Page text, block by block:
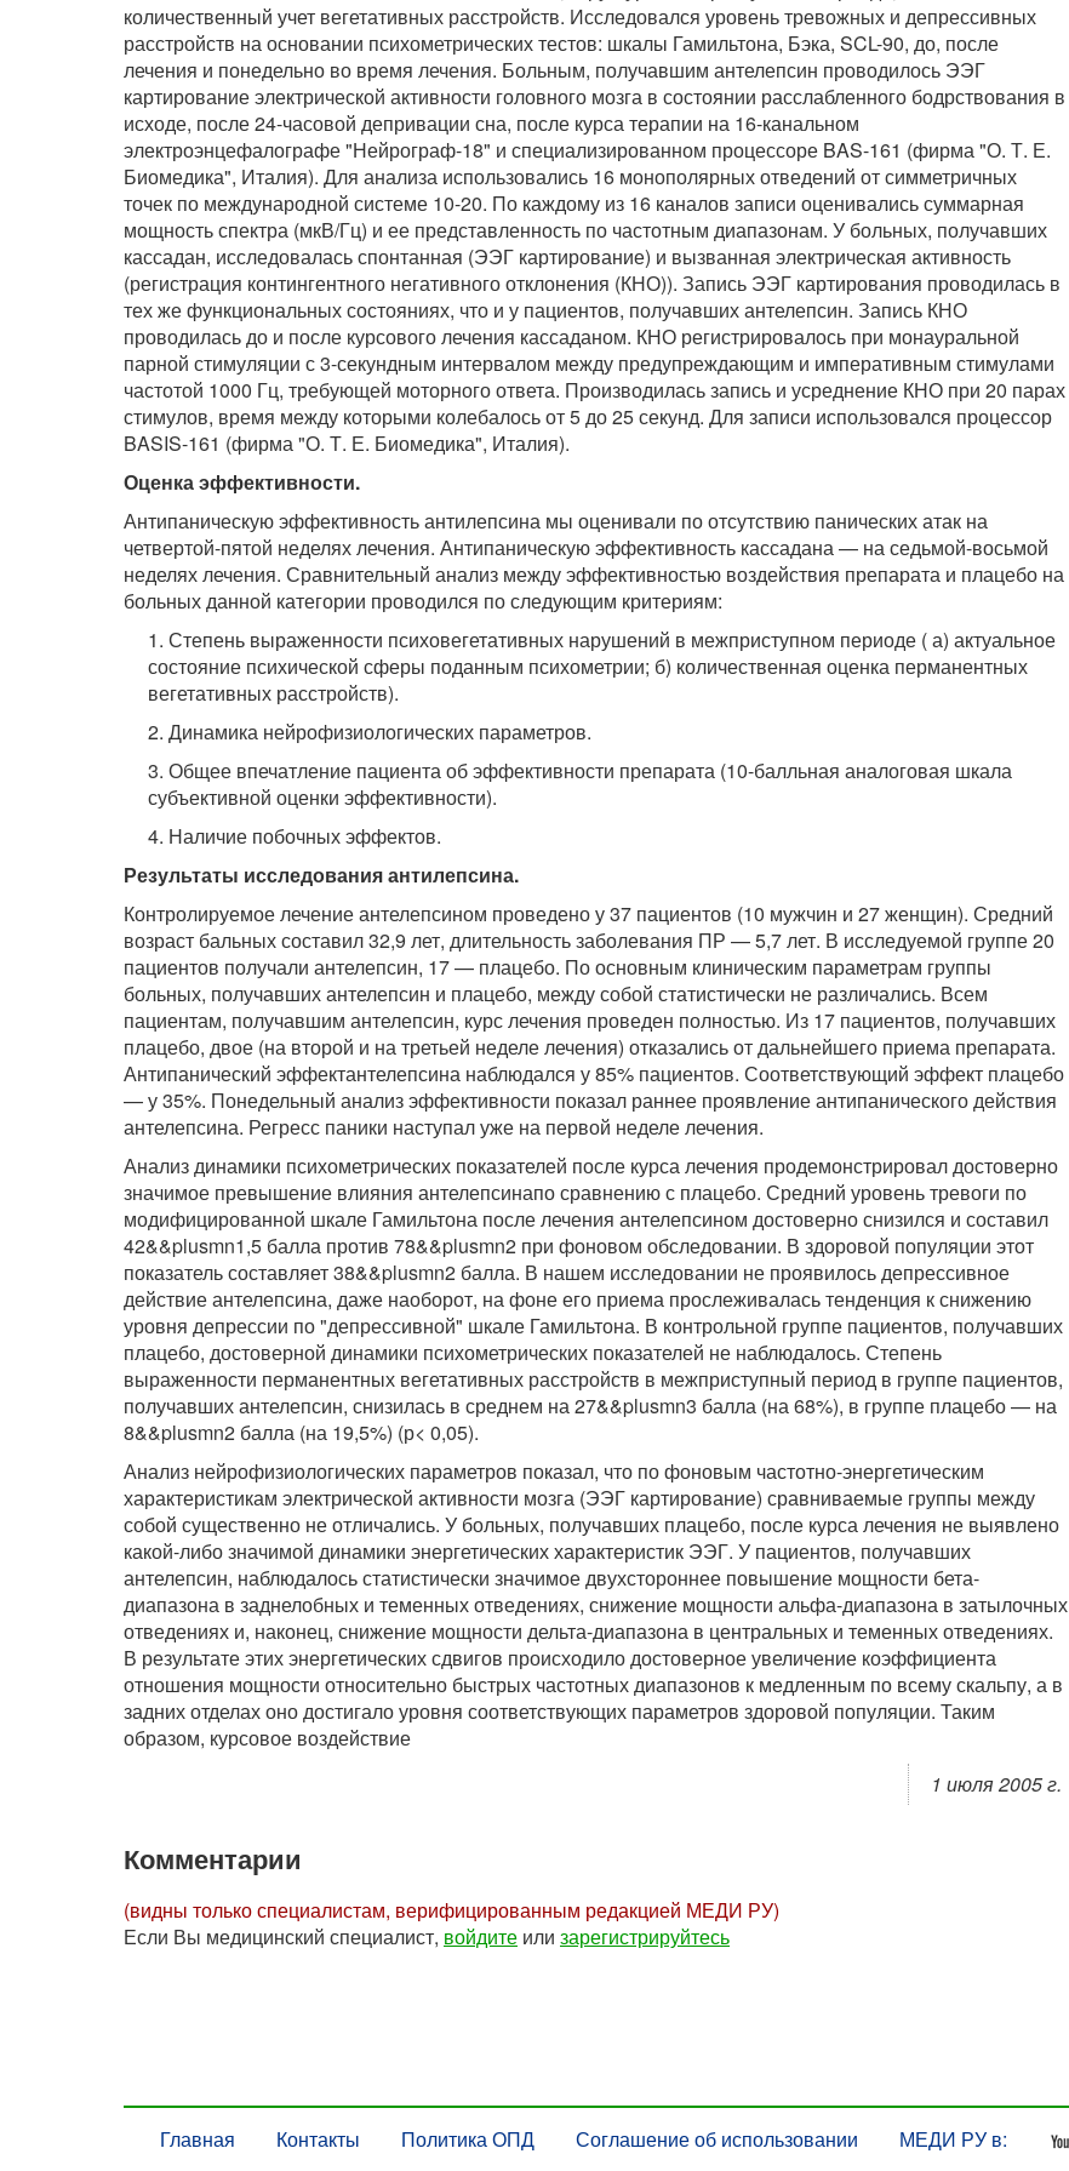
количественный учет вегетативных расстройств. Исследовался уровень тревожных и депрессивных
расстройств на основании психометрических тестов: шкалы Гамильтона, Бэка, SCL-90, до, после
лечения и понедельно во время лечения. Больным, получавшим антелепсин проводилось ЭЭГ
картирование электрической активности головного мозга в состоянии расслабленного бодрствования в
исходе, после 24-часовой депривации сна, после курса терапии на 16-канальном
электроэнцефалографе "Нейрограф-18" и специализированном процессоре BAS-161 (фирма "О. Т. Е.
Биомедика", Италия). Для анализа использовались 16 монополярных отведений от симметричных
точек по международной системе 10-20. По каждому из 16 каналов записи оценивались суммарная
мощность спектра (мкВ/Гц) и ее представленность по частотным диапазонам. У больных, получавших
кассадан, исследовалась спонтанная (ЭЭГ картирование) и вызванная электрическая активность
(регистрация контингентного негативного отклонения (КНО)). Запись ЭЭГ картирования проводилась в
тех же функциональных состояниях, что и у пациентов, получавших антелепсин. Запись КНО
проводилась до и после курсового лечения кассаданом. КНО регистрировалось при монауральной
парной стимуляции с 3-секундным интервалом между предупреждающим и императивным стимулами
частотой 1000 Гц, требующей моторного ответа. Производилась запись и усреднение КНО при 20 парах
стимулов, время между которыми колебалось от 5 до 25 секунд. Для записи использовался процессор
BASIS-161 (фирма "О. Т. Е. Биомедика", Италия).
Оценка эффективности.
Антипаническую эффективность антилепсина мы оценивали по отсутствию панических атак на
четвертой-пятой неделях лечения. Антипаническую эффективность кассадана — на седьмой-восьмой
неделях лечения. Сравнительный анализ между эффективностью воздействия препарата и плацебо на
больных данной категории проводился по следующим критериям:
1. Степень выраженности психовегетативных нарушений в межприступном периоде ( а) актуальное
состояние психической сферы поданным психометрии; б) количественная оценка перманентных
вегетативных расстройств).
2. Динамика нейрофизиологических параметров.
3. Общее впечатление пациента об эффективности препарата (10-балльная аналоговая шкала
субъективной оценки эффективности).
4. Наличие побочных эффектов.
Результаты исследования антилепсина.
Контролируемое лечение антелепсином проведено у 37 пациентов (10 мужчин и 27 женщин). Средний
возраст бальных составил 32,9 лет, длительность заболевания ПР — 5,7 лет. В исследуемой группе 20
пациентов получали антелепсин, 17 — плацебо. По основным клиническим параметрам группы
больных, получавших антелепсин и плацебо, между собой статистически не различались. Всем
пациентам, получавшим антелепсин, курс лечения проведен полностью. Из 17 пациентов, получавших
плацебо, двое (на второй и на третьей неделе лечения) отказались от дальнейшего приема препарата.
Антипанический эффектантелепсина наблюдался у 85% пациентов. Соответствующий эффект плацебо
— у 35%. Понедельный анализ эффективности показал раннее проявление антипанического действия
антелепсина. Регресс паники наступал уже на первой неделе лечения.
Анализ динамики психометрических показателей после курса лечения продемонстрировал достоверно
значимое превышение влияния антелепсинапо сравнению с плацебо. Средний уровень тревоги по
модифицированной шкале Гамильтона после лечения антелепсином достоверно снизился и составил
42&&plusmn1,5 балла против 78&&plusmn2 при фоновом обследовании. В здоровой популяции этот
показатель составляет 38&&plusmn2 балла. В нашем исследовании не проявилось депрессивное
действие антелепсина, даже наоборот, на фоне его приема прослеживалась тенденция к снижению
уровня депрессии по "депрессивной" шкале Гамильтона. В контрольной группе пациентов, получавших
плацебо, достоверной динамики психометрических показателей не наблюдалось. Степень
выраженности перманентных вегетативных расстройств в межприступный период в группе пациентов,
получавших антелепсин, снизилась в среднем на 27&&plusmn3 балла (на 68%), в группе плацебо — на
8&&plusmn2 балла (на 19,5%) (р< 0,05).
Анализ нейрофизиологических параметров показал, что по фоновым частотно-энергетическим
характеристикам электрической активности мозга (ЭЭГ картирование) сравниваемые группы между
собой существенно не отличались. У больных, получавших плацебо, после курса лечения не выявлено
какой-либо значимой динамики энергетических характеристик ЭЭГ. У пациентов, получавших
антелепсин, наблюдалось статистически значимое двухстороннее повышение мощности бета-
диапазона в заднелобных и теменных отведениях, снижение мощности альфа-диапазона в затылочных
отведениях и, наконец, снижение мощности дельта-диапазона в центральных и теменных отведениях.
В результате этих энергетических сдвигов происходило достоверное увеличение коэффициента
отношения мощности относительно быстрых частотных диапазонов к медленным по всему скальпу, а в
задних отделах оно достигало уровня соответствующих параметров здоровой популяции. Таким
образом, курсовое воздействие
1 июля 2005 г.
Комментарии
(видны только специалистам, верифицированным редакцией МЕДИ РУ)
Если Вы медицинский специалист, войдите или зарегистрируйтесь
Главная Контакты Политика ОПД Соглашение об использовании МЕДИ РУ в: